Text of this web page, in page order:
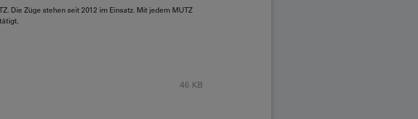
Die Züge stehen seit 2012 im Einsatz. Mit jedem MUTZ
46 KB